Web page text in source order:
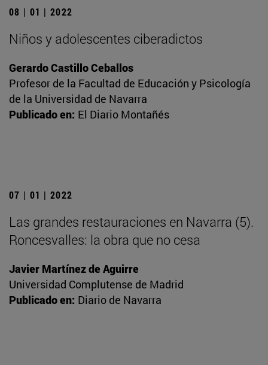
08 | 01 | 2022
Niños y adolescentes ciberadictos
Gerardo Castillo Ceballos
Profesor de la Facultad de Educación y Psicología
de la Universidad de Navarra
Publicado en: El Diario Montañés
07 | 01 | 2022
Las grandes restauraciones en Navarra (5).
Roncesvalles: la obra que no cesa
Javier Martínez de Aguirre
Universidad Complutense de Madrid
Publicado en: Diario de Navarra